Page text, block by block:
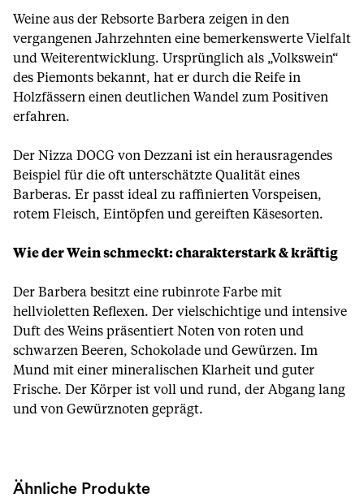
Weine aus der Rebsorte Barbera zeigen in den
vergangenen Jahrzehnten eine bemerkenswerte Vielfalt
und Weiterentwicklung. Ursprünglich als „Volkswein“
des Piemonts bekannt, hat er durch die Reife in
Holzfässern einen deutlichen Wandel zum Positiven
erfahren.
Der Nizza DOCG von Dezzani ist ein herausragendes
Beispiel für die oft unterschätzte Qualität eines
Barberas. Er passt ideal zu raffinierten Vorspeisen,
rotem Fleisch, Eintöpfen und gereiften Käsesorten.
Wie der Wein schmeckt: charakterstark & kräftig
Der Barbera besitzt eine rubinrote Farbe mit
hellvioletten Reflexen. Der vielschichtige und intensive
Duft des Weins präsentiert Noten von roten und
schwarzen Beeren, Schokolade und Gewürzen. Im
Mund mit einer mineralischen Klarheit und guter
Frische. Der Körper ist voll und rund, der Abgang lang
und von Gewürznoten geprägt.
Ähnliche Produkte